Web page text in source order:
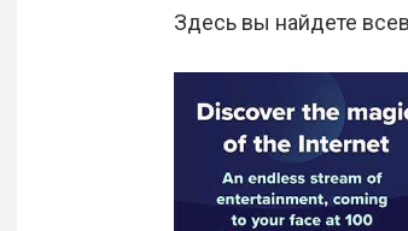
Здесь вы найдете